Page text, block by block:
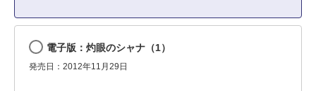
電子版：灼眼のシャナ（1）
発売日：2012年11月29日